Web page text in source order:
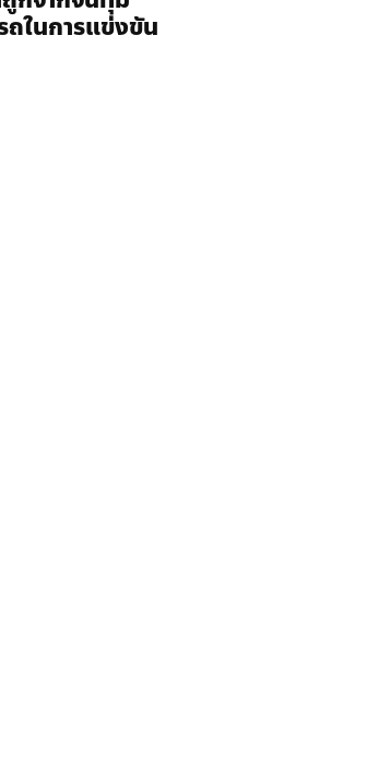
ในการแข่งขัน